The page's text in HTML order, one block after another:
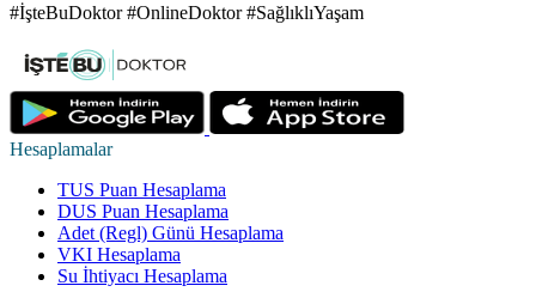
#İşteBuDoktor #OnlineDoktor #SağlıklıYaşam
Hesaplamalar
TUS Puan Hesaplama
DUS Puan Hesaplama
Adet (Regl) Günü Hesaplama
VKI Hesaplama
Su İhtiyacı Hesaplama